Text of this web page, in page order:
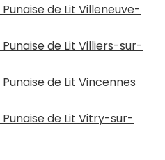
de Lit Villeneuve-
de Lit Villiers-sur-
de Lit Vincennes
de Lit Vitry-sur-